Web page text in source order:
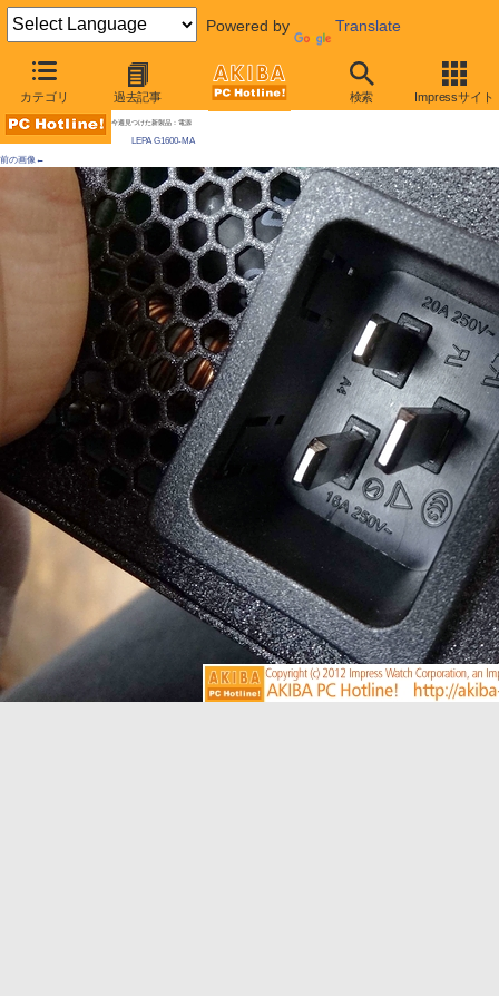
Powered by Translate
カテゴリ 過去記事 検索 Impressサイト
AKIBA PC Hotline!
[拡大画像]1,600Wの超大容量電源が発売に / 通常環境では1,500Wまで、利用環境には制限あり
今週見つけた新製品：電源
LEPA G1600-MA
前の画像←